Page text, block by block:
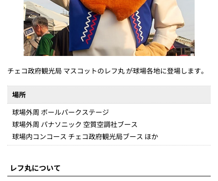
チェコ政府観光局 マスコットのレフ丸 が球場各地に登場します。
場所
球場外周 ボールパークステージ
球場外周 パナソニック 空質空調社ブース
球場内コンコース チェコ政府観光局ブース ほか
レフ丸について